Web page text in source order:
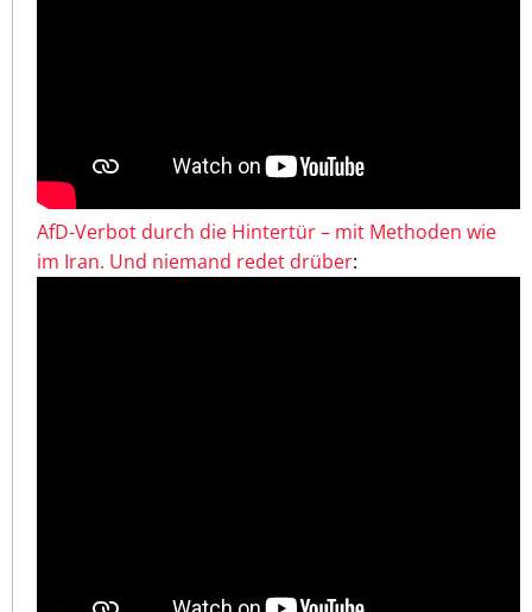
AfD-Verbot durch die Hintertür – mit Methoden wie
im Iran. Und niemand redet drüber: